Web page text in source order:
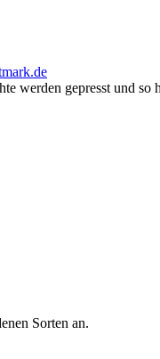
werden gepresst und
Sorten an.